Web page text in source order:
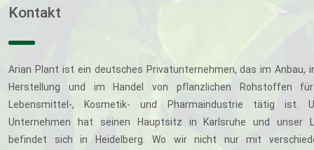
Kontakt
Arian Plant ist ein deutsches Privatunternehmen, das im Anbau,
Herstellung und im Handel von pflanzlichen Rohstoffen
Lebensmittel-, Kosmetik- und Pharmaindustrie tätig ist.
Unternehmen hat seinen Hauptsitz in Karlsruhe und unser
befindet sich in Heidelberg. Wo wir nicht nur mit